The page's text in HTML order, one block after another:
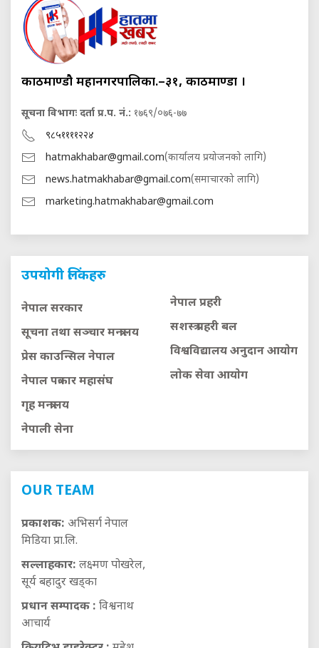
काठमाण्डौ महानगरपालिका.–३१, काठमाण्डौं ।
सूचना विभागः दर्ता प्र.प. नं.: १७६९/०७६-७७
९८५११११२२४
hatmakhabar@gmail.com(कार्यालय प्रयोजनको लागि)
news.hatmakhabar@gmail.com(समाचारको लागि)
marketing.hatmakhabar@gmail.com
उपयोगी लिंकहरु
नेपाल सरकार
सूचना तथा सञ्चार मन्त्रालय
प्रेस काउन्सिल नेपाल
नेपाल पत्रकार महासंघ
गृह मन्त्रालय
नेपाली सेना
नेपाल प्रहरी
सशस्त्र प्रहरी बल
विश्वविद्यालय अनुदान आयाेग
लाेक सेवा आयाेग
OUR TEAM
प्रकाशक: अभिसर्ग नेपाल
मिडिया प्रा.लि.
सल्लाहकार: लक्ष्मण पोखरेल,
सूर्य बहादुर खड्का
प्रधान सम्पादक : विश्वनाथ
आचार्य